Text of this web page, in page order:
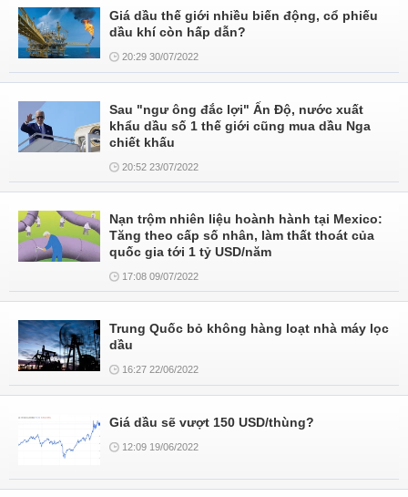
Giá dầu thế giới nhiều biến động, cổ phiếu
dầu khí còn hấp dẫn?
20:29 30/07/2022
Sau "ngư ông đắc lợi" Ấn Độ, nước xuất
khẩu dầu số 1 thế giới cũng mua dầu Nga
chiết khấu
20:52 23/07/2022
Nạn trộm nhiên liệu hoành hành tại Mexico:
Tăng theo cấp số nhân, làm thất thoát của
quốc gia tới 1 tỷ USD/năm
17:08 09/07/2022
Trung Quốc bỏ không hàng loạt nhà máy lọc
dầu
16:27 22/06/2022
Giá dầu sẽ vượt 150 USD/thùng?
12:09 19/06/2022